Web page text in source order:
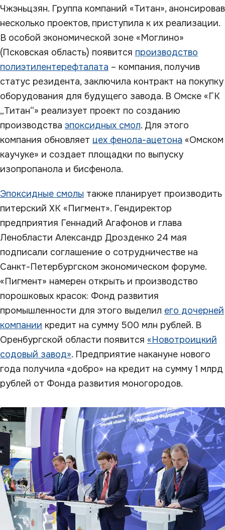
Чжэньцзян. Группа компаний «Титан», анонсировав
несколько проектов, приступила к их реализации.
В особой экономической зоне «Моглино»
(Псковская область) появится производство
полиэтилентерефталата – компания, получив
статус резидента, заключила контракт на покупку
оборудования для будущего завода. В Омске «ГК
„Титан“» реализует проект по созданию
производства эпоксидных смол. Для этого
компания обновляет цех фенола-ацетона «Омском
каучуке» и создает площадки по выпуску
изопропанола и бисфенола.
Эпоксидные смолы также планирует производить
питерский ХК «Пигмент». Гендиректор
предприятия Геннадий Агафонов и глава
Ленобласти Александр Дрозденко 24 мая
подписали соглашение о сотрудничестве на
Санкт-Петербургском экономическом форуме.
«Пигмент» намерен открыть и производство
порошковых красок: Фонд развития
промышленности для этого выделил его дочерней
компании кредит на сумму 500 млн рублей. В
Оренбургской области появится «Новотроицкий
содовый завод». Предприятие накануне нового
года получила «добро» на кредит на сумму 1 млрд
рублей от Фонда развития моногородов.